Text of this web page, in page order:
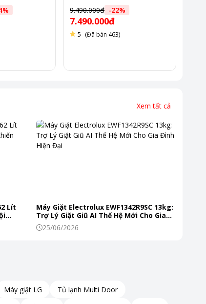
%
9.490.000đ -22%
7.490.000đ
5 (Đã bán 463)
Xem tất cả
Lít
Máy Giặt Electrolux EWF1342R9SC 13kg:
Trợ Lý Giặt Giũ AI Thế Hệ Mới Cho Gia
Đình Hiện Đại
25/06/2026
Máy giặt LG
Tủ lạnh Multi Door